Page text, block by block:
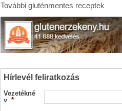
További gluténmentes receptek
Hírlevél feliratkozás
Vezetékné
v *